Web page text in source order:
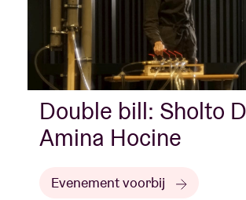
Double bill: Sholto
Amina Hocine
Evenement voorbij